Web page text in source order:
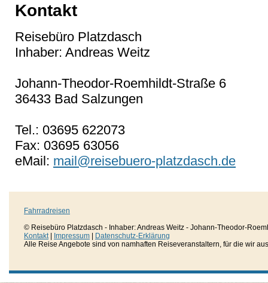
Kontakt
Reisebüro Platzdasch
Inhaber: Andreas Weitz
Johann-Theodor-Roemhildt-Straße 6
36433 Bad Salzungen
Tel.: 03695 622073
Fax: 03695 63056
eMail: mail@reisebuero-platzdasch.de
Fahrradreisen
© Reisebüro Platzdasch - Inhaber: Andreas Weitz - Johann-Theodor-
Kontakt| Impressum
Datenschutz-Erklärung
Alle Reise Angebote sind von namhaften Reiseveranstaltern, für die wir